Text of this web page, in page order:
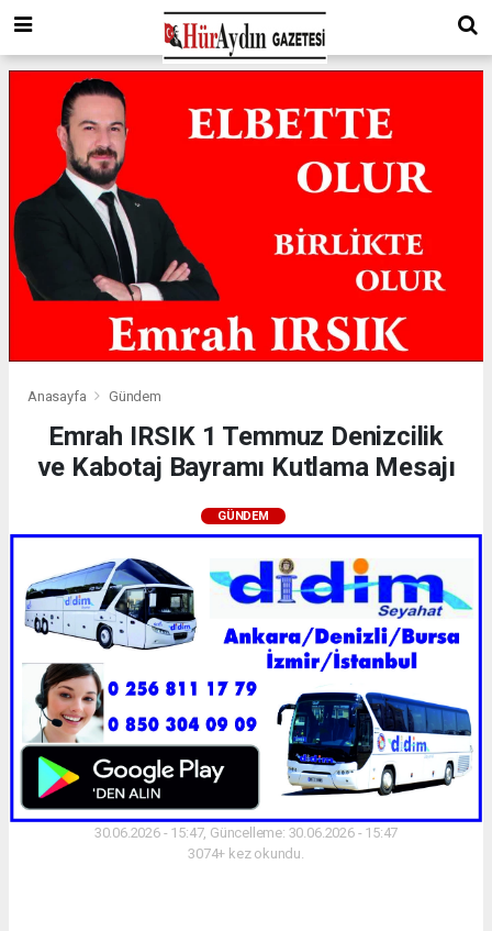
Anasayfa Gündem
Emrah IRSIK 1 Temmuz Denizcilik
ve Kabotaj Bayramı Kutlama Mesajı
GÜNDEM
30.06.2026 - 15:47, Güncelleme: 30.06.2026 - 15:47
3074+ kez okundu.